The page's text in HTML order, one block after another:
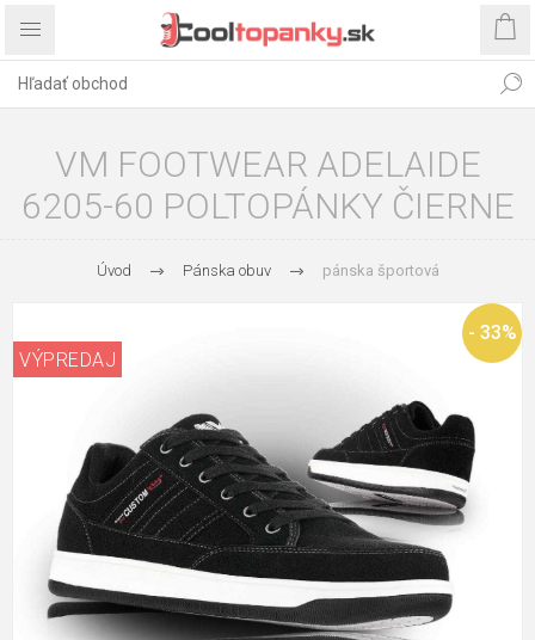
VM FOOTWEAR ADELAIDE
6205-60 POLTOPÁNKY ČIERNE
Úvod Pánska obuv pánska športová
- 33%
VÝPREDAJ